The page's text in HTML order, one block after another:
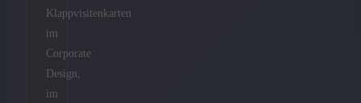
Klappvisitenkarten
im
Corporate
Design,
im